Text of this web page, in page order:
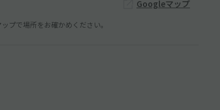
Googleマップ
プで場所をお確かめください。